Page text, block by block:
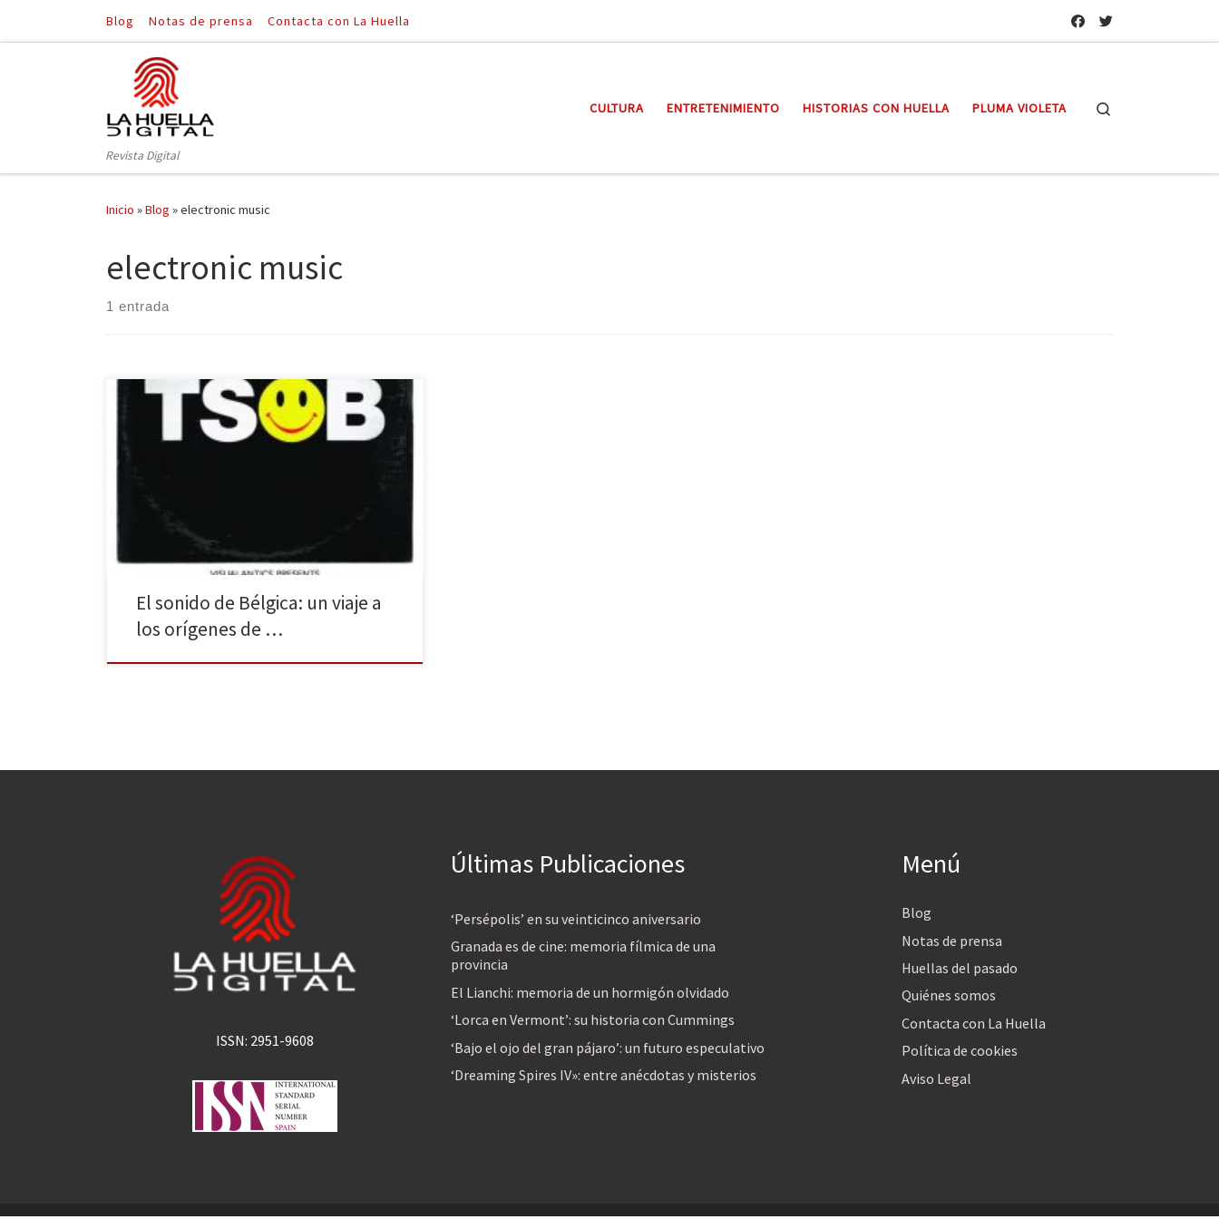
Saltar al contenido
Blog Notas de prensa Contacta con La Huella
Revista Digital
CULTURA ENTRETENIMIENTO HISTORIAS CON HUELLA PLUMA VIOLETA
Inicio »Blog »electronic music
electronic music
1 entrada
La explosión de la música electrónica ha sido tratada
en libros recientes, pero todavía queda buena parte
que contar de su historia. Nació en el ámbito
llegada […]
El sonido de Bélgica: un viaje a
los orígenes de …
ISSN: 2951-9608
Últimas Publicaciones
‘Persépolis’ en su veinticinco aniversario
Granada es de cine: memoria fílmica de una
provincia
El Lianchi: memoria de un hormigón olvidado
‘Lorca en Vermont’: su historia con Cummings
‘Bajo el ojo del gran pájaro’: un futuro especulativo
‘Dreaming Spires IV»: entre anécdotas y misterios
Menú
Blog
Notas de prensa
Huellas del pasado
Quiénes somos
Contacta con La Huella
Política de cookies
Aviso Legal